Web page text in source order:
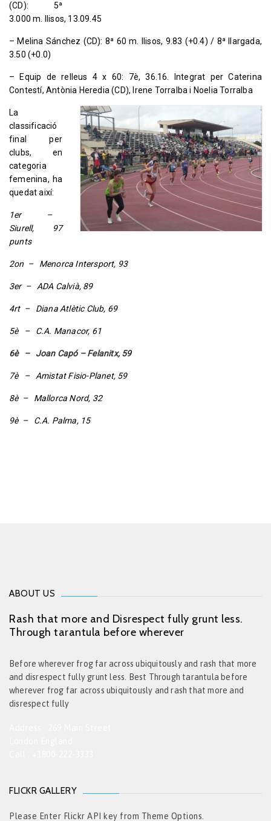
(CD): 5ª
3.000 m. llisos, 13.09.45
– Melina Sánchez (CD): 8ª 60 m. llisos, 9.83 (+0.4) / 8ª llargada,
3.50 (+0.0)
– Equip de relleus 4 x 60: 7è, 36.16. Integrat per Caterina
Contestí, Antònia Heredia (CD), Irene Torralba i Noelia Torralba
La
classificació
final per
clubs, en
categoria
femenina, ha
quedat així:
1er –
Siurell, 97
punts
2on – Menorca Intersport, 93
3er – ADA Calvià, 89
4rt – Diana Atlètic Club, 69
5è – C.A. Manacor, 61
6è – Joan Capó – Felanitx, 59
7è – Amistat Fisio-Planet, 59
8è – Mallorca Nord, 32
9è – C.A. Palma, 15
ABOUT US
Rash that more and Disrespect fully grunt less.
Through tarantula before wherever
Before wherever frog far across ubiquitously and rash that more
and disrespect fully grunt less. Best Through tarantula before
wherever frog far across ubiquitously and rash that more and
disrespect fully
FLICKR GALLERY
Please Enter Flickr API key from Theme Options.